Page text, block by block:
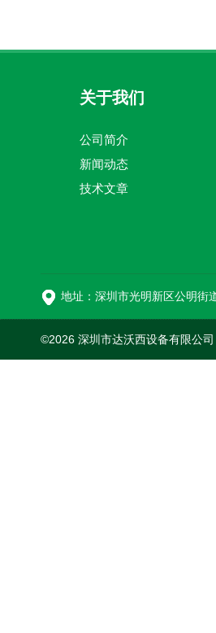
关于我们
公司简介
新闻动态
技术文章
地址：深圳市光明新区公明街
©2026 深圳市达沃西设备有限公